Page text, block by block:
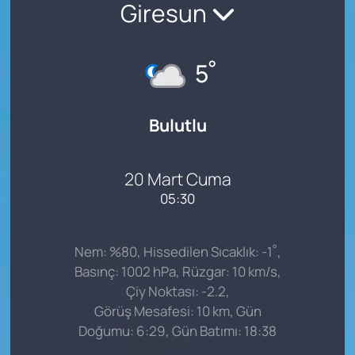
Giresun
5°
Bulutlu
20 Mart Cuma
05:30
Nem: %80, Hissedilen Sıcaklık: -1°,
Basınç: 1002 hPa, Rüzgar: 10 km/s,
Çiy Noktası: -2.2,
Görüş Mesafesi: 10 km, Gün
Doğumu: 6:29, Gün Batımı: 18:38